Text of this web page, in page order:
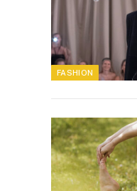
FASHION